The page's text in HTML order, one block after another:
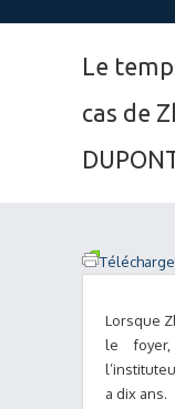
Le
cas de
Lorsque
le
a dix ans.